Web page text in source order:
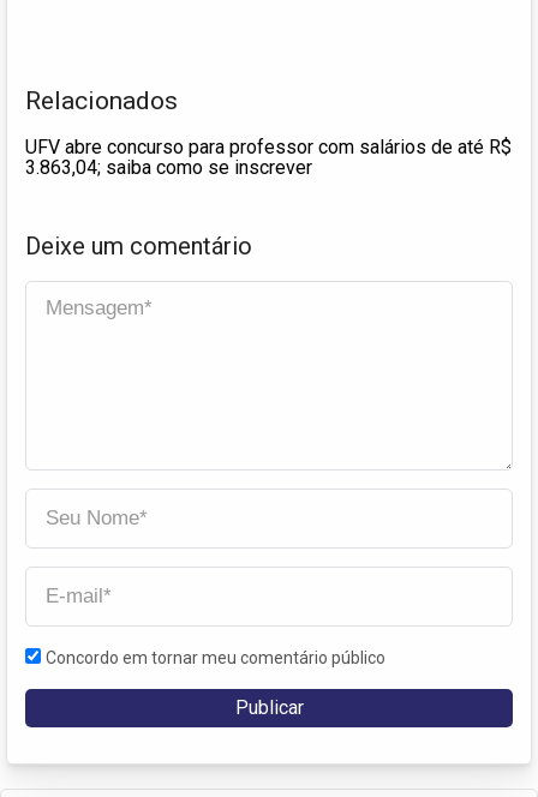
Relacionados
UFV abre concurso para professor com salários de até R$
3.863,04; saiba como se inscrever
Deixe um comentário
Concordo em tornar meu comentário público